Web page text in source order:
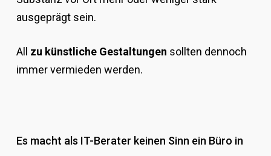
ausgeprägt sein.
All zu künstliche Gestaltungen sollten dennoch
immer vermieden werden.
Es macht als IT-Berater keinen Sinn ein Büro in